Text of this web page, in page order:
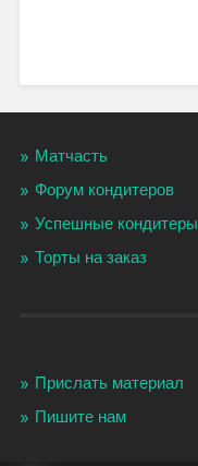
Матчасть
Форум кондитеров
Успешные кондитеры
Торты на заказ
Прислать материал
Пишите нам